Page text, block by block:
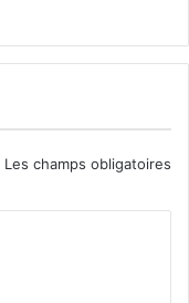
Les champs obligatoires